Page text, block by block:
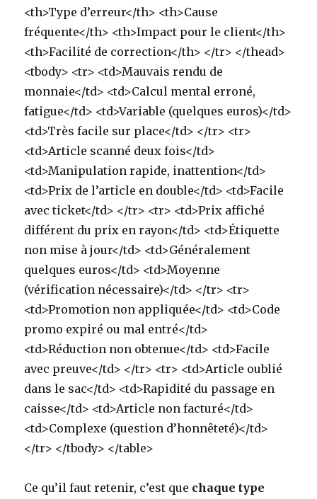
<th>Type d’erreur</th> <th>Cause
fréquente</th> <th>Impact pour le client</th>
<th>Facilité de correction</th> </tr> </thead>
<tbody> <tr> <td>Mauvais rendu de
monnaie</td> <td>Calcul mental erroné,
fatigue</td> <td>Variable (quelques euros)</td>
<td>Très facile sur place</td> </tr> <tr>
<td>Article scanné deux fois</td>
<td>Manipulation rapide, inattention</td>
<td>Prix de l’article en double</td> <td>Facile
avec ticket</td> </tr> <tr> <td>Prix affiché
différent du prix en rayon</td> <td>Étiquette
non mise à jour</td> <td>Généralement
quelques euros</td> <td>Moyenne
(vérification nécessaire)</td> </tr> <tr>
<td>Promotion non appliquée</td> <td>Code
promo expiré ou mal entré</td>
<td>Réduction non obtenue</td> <td>Facile
avec preuve</td> </tr> <tr> <td>Article oublié
dans le sac</td> <td>Rapidité du passage en
caisse</td> <td>Article non facturé</td>
<td>Complexe (question d’honnêteté)</td>
</tr> </tbody> </table>
Ce qu’il faut retenir, c’est que chaque type